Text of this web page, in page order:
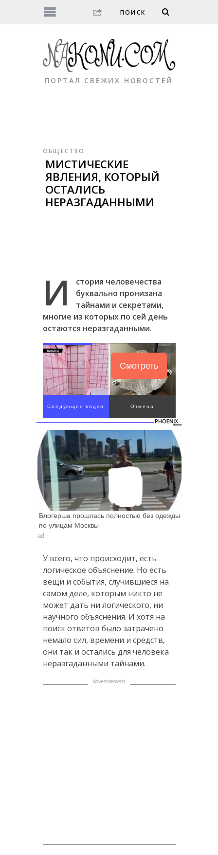
ПОРТАЛ СВЕЖИХ НОВОСТЕЙ
ОБЩЕСТВО
МИСТИЧЕСКИЕ
ЯВЛЕНИЯ, КОТОРЫЙ
ОСТАЛИСЬ
НЕРАЗГАДАННЫМИ
И
стория человечества
буквально пронизана
тайнами и секретами,
многие из которых по сей день
остаются неразгаданными.
Смотреть
Следующее видео Отмена
Блогерша прошлась полностью без одежды
по улицам Москвы
ad
У всего, что происходит, есть
логическое объяснение. Но есть
вещи и события, случившиеся на
самом деле, которым никто не
может дать ни логического, ни
научного объяснения. И хотя на
поиск ответов было затрачено
немало сил, времени и средств,
они так и остались для человека
неразгаданными тайнами.